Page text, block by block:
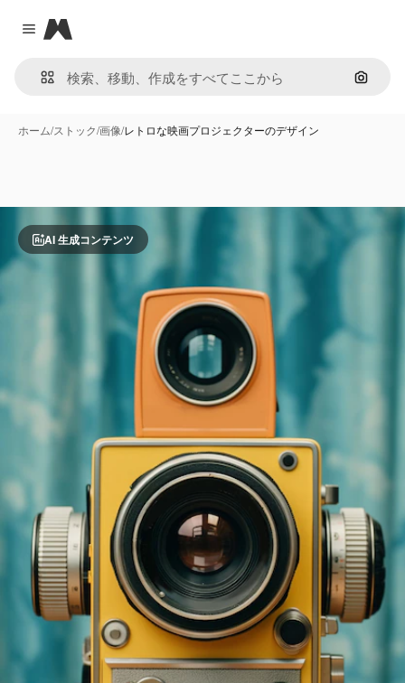
Close menu
Magnific
画像で
ホーム/ストック/画像/レトロな映画プロジェクターのデザイン
AI 生成コンテンツ